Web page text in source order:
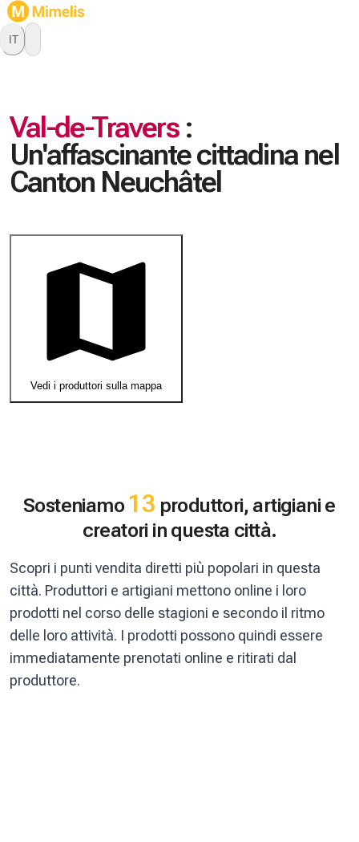
IT
Val-de-Travers:
Un'affascinante cittadina nel
Canton Neuchâtel
Vedi i produttori sulla mappa
Sosteniamo 13 produttori, artigiani e
creatori in questa città.
Scopri i punti vendita diretti più popolari in questa
città. Produttori e artigiani mettono online i loro
prodotti nel corso delle stagioni e secondo il ritmo
delle loro attività. I prodotti possono quindi essere
immediatamente prenotati online e ritirati dal
produttore.